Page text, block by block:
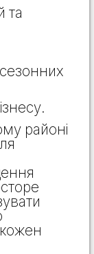
та
районі